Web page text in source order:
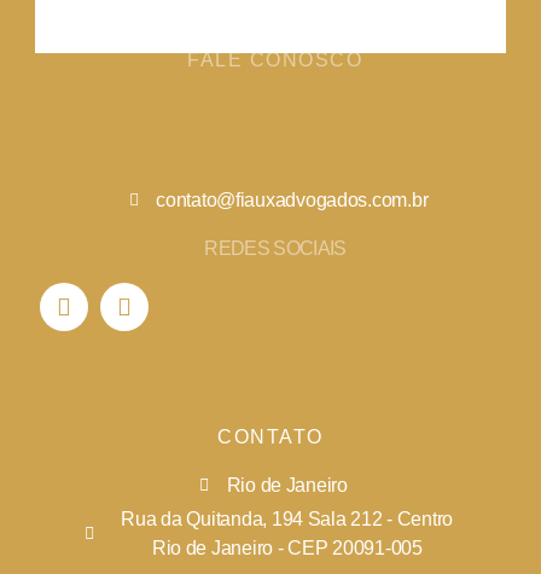
FALE CONOSCO
contato@fiauxadvogados.com.br
REDES SOCIAIS
CONTATO
Rio de Janeiro
Rua da Quitanda, 194 Sala 212 - Centro
Rio de Janeiro - CEP 20091-005